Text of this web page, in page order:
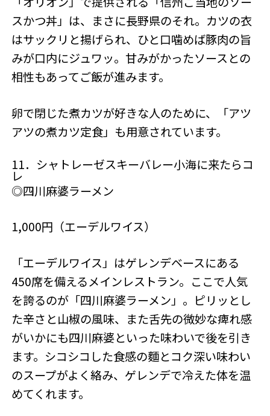
スかつ丼」は、まさに長野県のそれ。カツの衣
はサックリと揚げられ、ひと口噛めば豚肉の旨
みが口内にジュワッ。甘みがかったソースとの
相性もあってご飯が進みます。
卵で閉じた煮カツが好きな人のために、「アツ
アツの煮カツ定食」も用意されています。
11．シャトレーゼスキーバレー小海に来たらコ
レ
◎四川麻婆ラーメン
1,000円（エーデルワイス）
「エーデルワイス」はゲレンデベースにある
450席を備えるメインレストラン。ここで人気
を誇るのが「四川麻婆ラーメン」。ピリッとし
た辛さと山椒の風味、また舌先の微妙な痺れ感
がいかにも四川麻婆といった味わいで後を引き
ます。シコシコした食感の麵とコク深い味わい
のスープがよく絡み、ゲレンデで冷えた体を温
めてくれます。